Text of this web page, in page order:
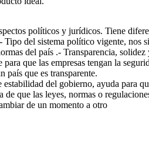
políticos y jurídicos. Tiene
Tipo del sistema político vigente, nos
del país .- Transparencia, solidez
que las empresas tengan la
país que es transparente.
del gobierno, ayuda para
de que las leyes, normas o
de un momento a otro